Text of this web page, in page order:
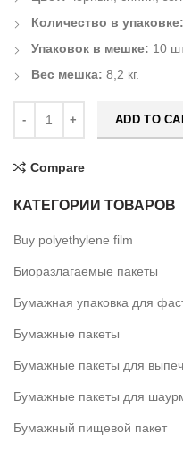
Количество в упаковке:
Упаковок в мешке: 10
Вес мешка: 8,2 кг.
ADD TO
Compare
КАТЕГОРИИ ТОВАРОВ
Buy polyethylene film
Биоразлагаемые пакеты
Бумажная упаковка для
Бумажные пакеты
Бумажные пакеты для
Бумажные пакеты для
Бумажный пищевой пакет